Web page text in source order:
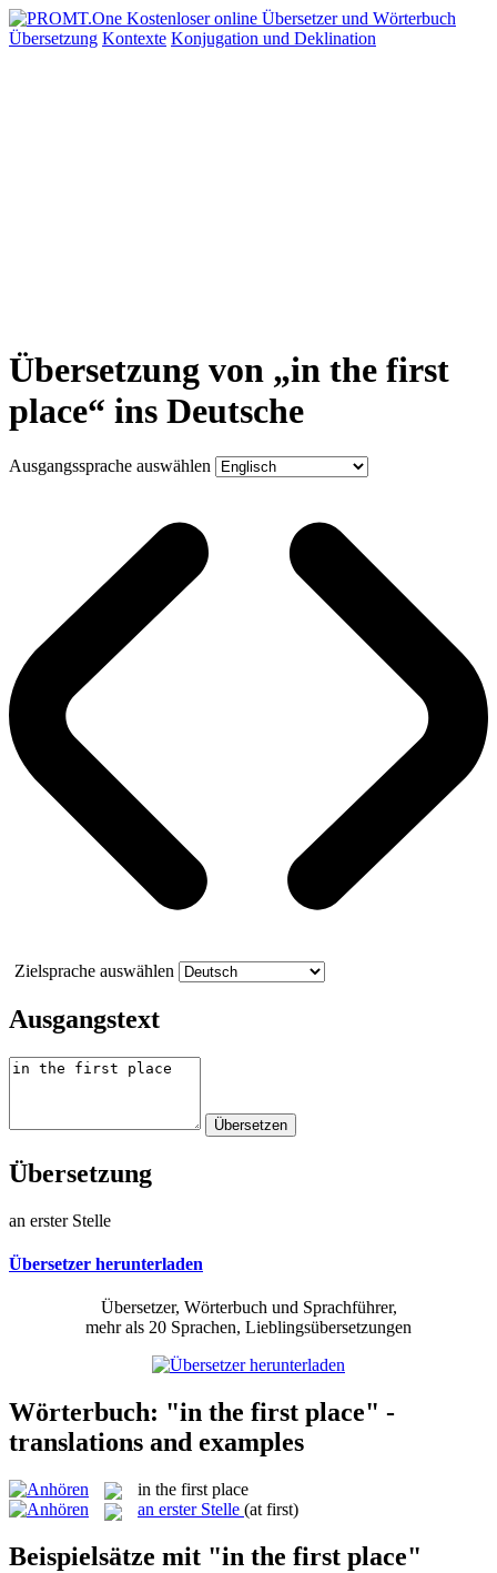
Übersetzung Kontexte Konjugation und Deklination
Übersetzung von „in the first
place“ ins Deutsche
Ausgangssprache auswählen
Zielsprache auswählen
Ausgangstext
Übersetzung
an erster Stelle
Übersetzer herunterladen
Übersetzer, Wörterbuch und Sprachführer,
mehr als 20 Sprachen, Lieblingsübersetzungen
Wörterbuch: "in the first place" -
translations and examples
in the first place
an erster Stelle (at first)
Beispielsätze mit "in the first place"